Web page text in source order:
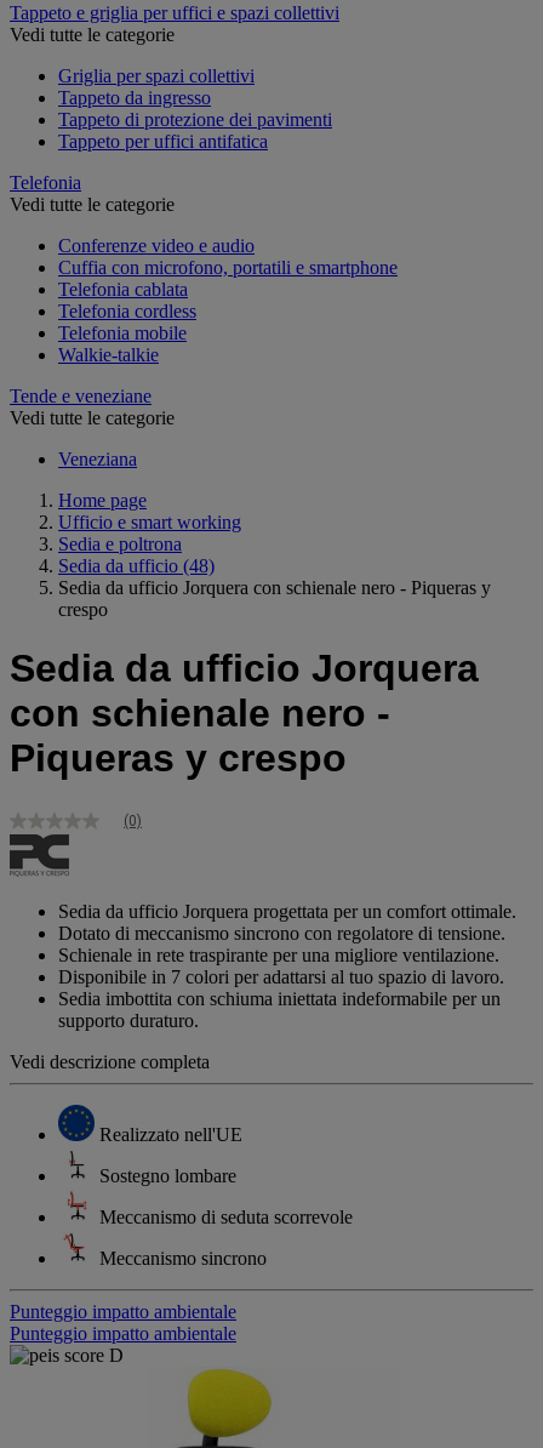
Tappeto e griglia per uffici e spazi collettivi
Vedi tutte le categorie
Griglia per spazi collettivi
Tappeto da ingresso
Tappeto di protezione dei pavimenti
Tappeto per uffici antifatica
Telefonia
Vedi tutte le categorie
Conferenze video e audio
Cuffia con microfono, portatili e smartphone
Telefonia cablata
Telefonia cordless
Telefonia mobile
Walkie-talkie
Tende e veneziane
Vedi tutte le categorie
Veneziana
Home page
Ufficio e smart working
Sedia e poltrona
Sedia da ufficio (48)
Sedia da ufficio Jorquera con schienale nero - Piqueras y
crespo
Sedia da ufficio Jorquera
con schienale nero -
Piqueras y crespo
Nessuna
valutazione
Stesso
pagina.
(0)
Sedia da ufficio Jorquera progettata per un comfort ottimale.
Dotato di meccanismo sincrono con regolatore di tensione.
Schienale in rete traspirante per una migliore ventilazione.
Disponibile in 7 colori per adattarsi al tuo spazio di lavoro.
Sedia imbottita con schiuma iniettata indeformabile per un
supporto duraturo.
Vedi descrizione completa
Realizzato nell'UE
Sostegno lombare
Meccanismo di seduta scorrevole
Meccanismo sincrono
Punteggio impatto ambientale
Punteggio impatto ambientale